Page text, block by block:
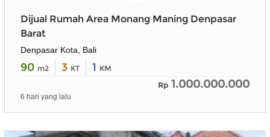
Dijual Rumah Area Monang Maning Denpasar
Barat
Denpasar Kota, Bali
90 m2 3 KT 1 KM
Rp 1.000.000.000
6 hari yang lalu